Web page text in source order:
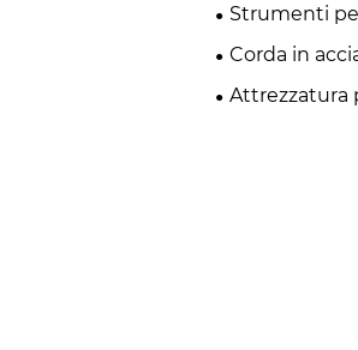
Strumenti
Corda in
Attrezzatura